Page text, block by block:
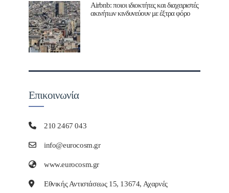
Airbnb: ποιοι ιδιοκτήτες και διαχειριστές
ακινήτων κινδυνεύουν με έξτρα φόρο
Επικοινωνία
210 2467 043
info@eurocosm.gr
www.eurocosm.gr
Εθνικής Αντιστάσεως 15, 13674, Αχαρνές